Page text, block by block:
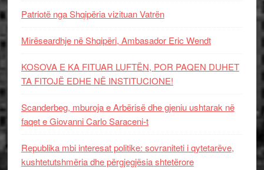
Patriotë nga Shqipëria vizituan Vatrën
Mirëseardhje në Shqipëri, Ambasador Eric Wendt
KOSOVA E KA FITUAR LUFTËN, POR PAQEN DUHET
TA FITOJË EDHE NË INSTITUCIONE!
Scanderbeg, mburoja e Arbërisë dhe gjeniu ushtarak në
faqet e Giovanni Carlo Saraceni-t
Republika mbi interesat politike: sovraniteti i qytetarëve,
kushtetutshmëria dhe përgjegjësia shtetërore